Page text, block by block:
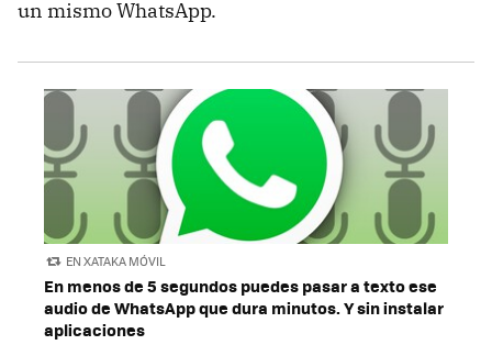
un mismo WhatsApp.
EN XATAKA MÓVIL
En menos de 5 segundos puedes pasar a texto ese
audio de WhatsApp que dura minutos. Y sin instalar
aplicaciones